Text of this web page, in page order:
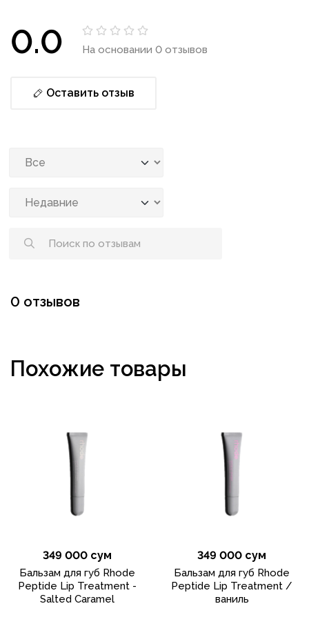
0.0 На основании 0 отзывов
Оставить отзыв
0 отзывов
Похожие товары
349 000 сум
Бальзам для губ Rhode
Peptide Lip Treatment -
Salted Caramel
349 000 сум
Бальзам для губ Rhode
Peptide Lip Treatment /
ваниль